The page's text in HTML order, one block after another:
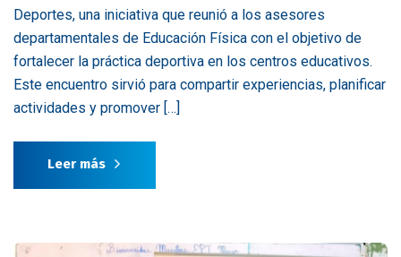
Deportes, una iniciativa que reunió a los asesores
departamentales de Educación Física con el objetivo de
fortalecer la práctica deportiva en los centros educativos.
Este encuentro sirvió para compartir experiencias, planificar
actividades y promover […]
Leer más